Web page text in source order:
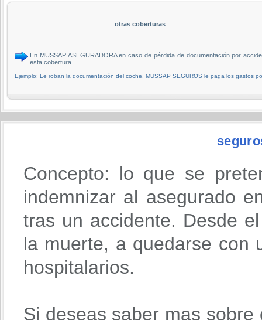
otras coberturas
En MUSSAP ASEGURADORA en caso de pérdida de documentación por
esta cobertura.
Ejemplo: Le roban la documentación del coche, MUSSAP SEGUROS le paga los gastos
Concepto: lo que se
indemnizar al asegurado
tras un accidente. Desde
la muerte, a quedarse con
hospitalarios.
Si deseas saber mas